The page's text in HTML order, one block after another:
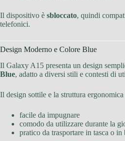
Il dispositivo è sbloccato, quindi
telefonici.
Design Moderno e Colore Blue
Il Galaxy A15 presenta un design
Blue, adatto a diversi stili e contesti di
Il design sottile e la struttura
facile da impugnare
comodo da utilizzare durante la
pratico da trasportare in tasca o in